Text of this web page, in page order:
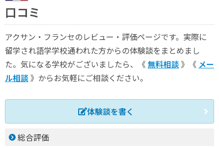
口コミ
アクサン・フランセのレビュー・評価ページです。実際に
留学され語学学校通われた方からの体験談をまとめまし
た。気になる学校がございましたら、《 無料相談 》《 メー
ル相談 》からお気軽にご相談ください。
体験談を書く
総合評価